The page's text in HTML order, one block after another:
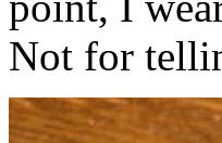
Not for